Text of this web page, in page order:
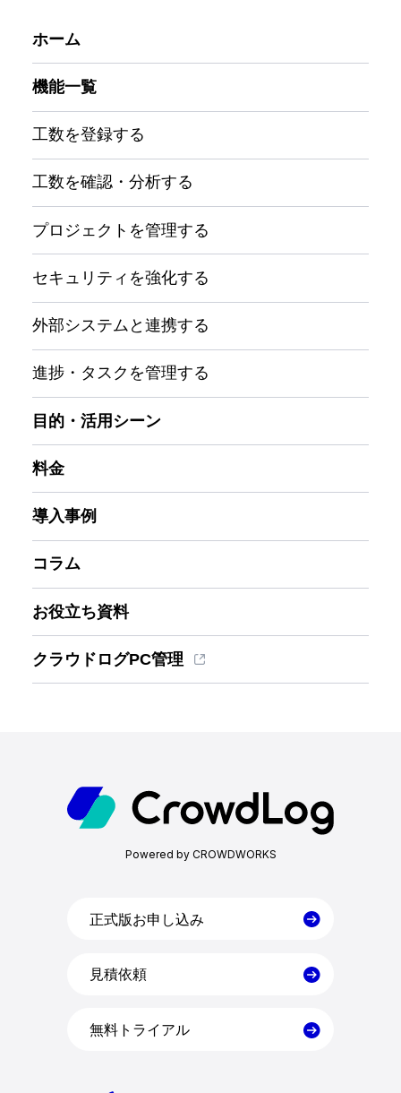
機能一覧
目的・活用シーン
料金
導入事例
コラム
ホーム
機能一覧
工数を登録する
工数を確認・分析する
プロジェクトを管理する
セキュリティを強化する
外部システムと連携する
進捗・タスクを管理する
目的・活用シーン
料金
導入事例
コラム
お役立ち資料
クラウドログPC管理
Powered by CROWDWORKS
正式版お申し込み
見積依頼
無料トライアル